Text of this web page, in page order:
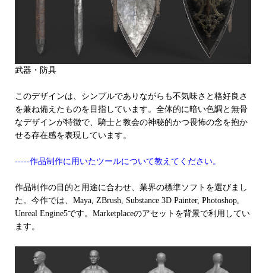
武器・防具
このデザインは、シンプルでありながらも不気味さと格好良さ
を兼ね備えたものを目指しています。全体的に暗い色調と無骨
なデザインが特徴で、騎士と教会の神秘的かつ畏怖の念を抱か
せる存在感を表現しています。
-----作品制作に用いたツールについて教えてください。
作品制作の目的と用途に合わせ、業界の標準ソフトを選びまし
た。今作では、Maya, ZBrush, Substance 3D Painter, Photoshop,
Unreal Engine5です。Marketplaceのアセットを背景で利用してい
ます。